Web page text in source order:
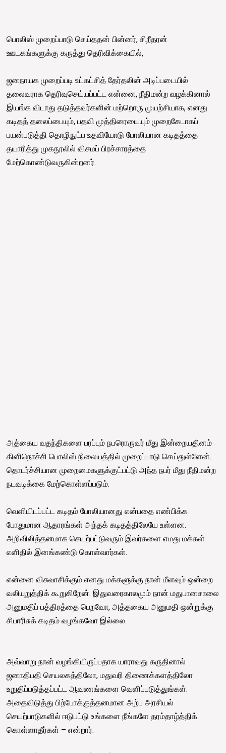
பொலிஸ் முறைப்பாடு செய்ததன் பின்னர், சிறீதரன்
ஊடகங்களுக்கு கருத்து தெரிவிக்கையில்,
ஜனநாயக முறைப்படி உட்கட்சித் தேர்தலின் அடிப்படையில்
தலைவராக தெரிவுசெய்யப்பட்ட என்னை, நீதிமன்ற வழக்கினால்
இயங்க விடாது தடுத்தவர்களின் மற்றொரு முயற்சியாக, எனது
கடிதத் தலைப்பையும், பதவி முத்திரையையும் முறைகேடாகப்
பயன்படுத்தி தொழிநுட்ப உதவியோடு போலியான கடிதத்தை
தயாரித்து முகநூலில் விசமப் பிரச்சாரத்தை
மேற்கொண்டுவருகின்றனர்.
அத்கைய வதந்திகளை பரப்பும் நபரொருவர் மீது இன்றையதினம்
கிளிநொச்சி பொலிஸ் நிலையத்தில் முறைப்பாடு செய்துள்ளேன்.
தொடர்ச்சியான முறைமைகளுக்குட்பட்டு அந்த நபர் மீது நீதிமன்ற
நடவடிக்கை மேற்கொள்ளப்படும்.
வெளியிடப்பட்ட கடிதம் போலியானது என்பதை எண்பிக்க
போதுமான ஆதாரங்கள் அந்தக் கடிதத்திலேயே உள்ளன.
அறிவிலித்தனமாக செயற்பட்டுவரும் இவர்களை எமது மக்கள்
எளிதில் இனங்கண்டு கொள்வார்கள்.
என்னை விசுவாசிக்கும் எனது மக்களுக்கு நான் மீளவும் ஒன்றை
வலியுறுத்திக் கூறுகிறேன். இதுவரைகாலமும் நான் மதுபானசாலை
அனுமதிப் பத்திரத்தை பெறவோ, அத்தகைய அனுமதி ஒன்றுக்கு
சிபாரிசுக் கடிதம் வழங்கவோ இல்லை.
அவ்வாறு நான் வழங்கியிருப்பதாக யாராவது கருதினால்
ஜனாதிபதி செயலகத்திலோ, மதுவரி திணைக்களத்திலோ
உறுதிப்படுத்தப்பட்ட ஆவணங்களை வெளிப்படுத்துங்கள்.
அதைவிடுத்து பிற்போக்குத்தனமான அற்ப அரசியல்
செயற்பாடுகளில் ஈடுபட்டு உங்களை நீங்களே தரம்தாழ்த்திக்
கொள்ளாதீர்கள் – என்றார்.